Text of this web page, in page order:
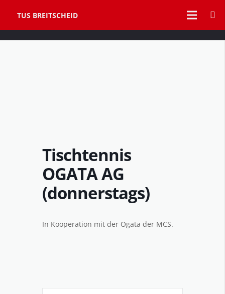
TUS BREITSCHEID
Tischtennis
OGATA AG
(donnerstags)
In Kooperation mit der Ogata der MCS.